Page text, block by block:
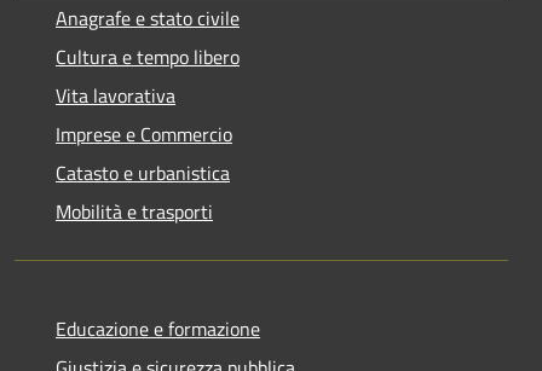
Anagrafe e stato civile
Cultura e tempo libero
Vita lavorativa
Imprese e Commercio
Catasto e urbanistica
Mobilità e trasporti
Educazione e formazione